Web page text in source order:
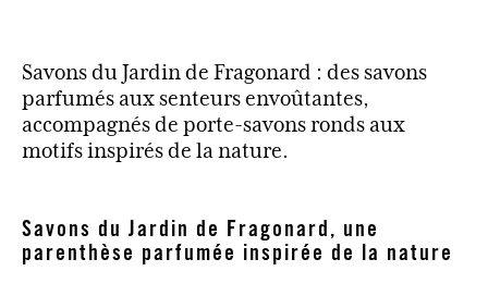
Savons du Jardin de Fragonard : des savons
parfumés aux senteurs envoûtantes,
accompagnés de porte-savons ronds aux
motifs inspirés de la nature.
Savons du Jardin de Fragonard, une
parenthèse parfumée inspirée de la nature